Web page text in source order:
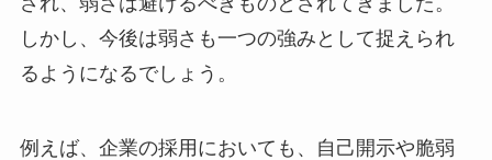
しかし、今後は弱さも一つの強みとして捉えられ
るようになるでしょう。
例えば、企業の採用においても、自己開示や脆弱